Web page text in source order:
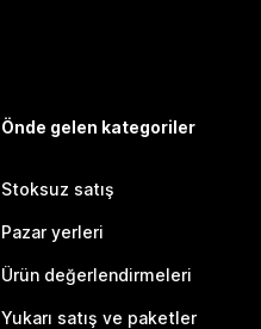
Önde gelen kategoriler
Stoksuz satış
Pazar yerleri
Ürün değerlendirmeleri
Yukarı satış ve paketler